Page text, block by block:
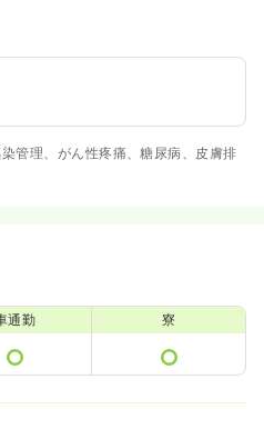
管理、がん性疼痛、糖尿病、皮膚排
通勤 寮